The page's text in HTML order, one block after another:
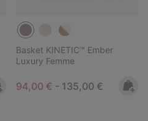
Basket KINETIC™ Ember
Luxury Femme
Minimum sale price:
94,00 € - Maximum price:
135,00 €